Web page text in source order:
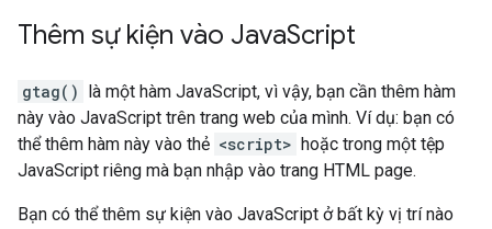
Thêm sự kiện vào JavaScript
gtag() là một hàm JavaScript, vì vậy, bạn cần thêm hàm
này vào JavaScript trên trang web của mình. Ví dụ: bạn có
thể thêm hàm này vào thẻ <script> hoặc trong một tệp
JavaScript riêng mà bạn nhập vào trang HTML page.
Bạn có thể thêm sự kiện vào JavaScript ở bất kỳ vị trí nào